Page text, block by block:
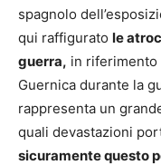
spagnolo
qui raffigurato le
guerra, in riferimento
Guernica durante la
rappresenta un
quali devastazioni
sicuramente questo